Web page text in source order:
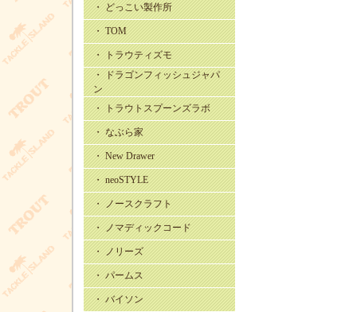
・ どっこい製作所
・ TOM
・ トラウティズモ
・ ドラゴンフィッシュジャパ
ン
・ トラウトスプーンズラボ
・ なぶら家
・ New Drawer
・ neoSTYLE
・ ノースクラフト
・ ノマディックコード
・ ノリーズ
・ パームス
・ バイソン